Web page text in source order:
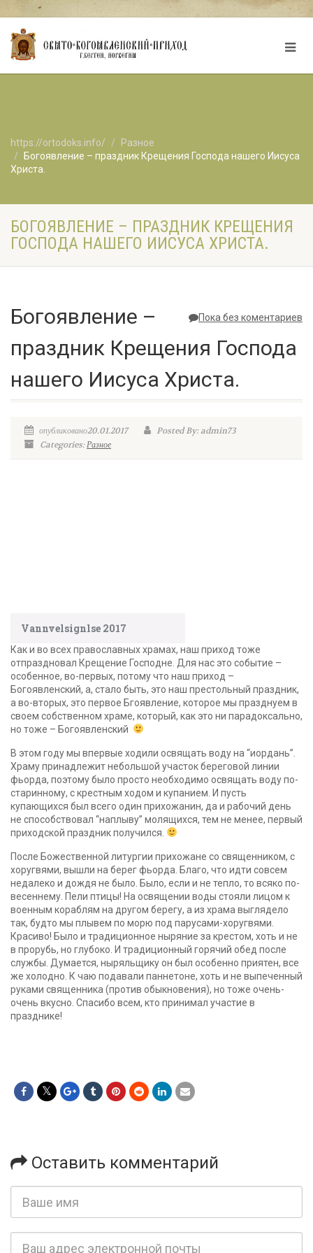
https://ortodoks.info/
Разное
Богоявление – праздник Крещения Господа нашего Иисуса
Христа.
БОГОЯВЛЕНИЕ – ПРАЗДНИК КРЕЩЕНИЯ
ГОСПОДА НАШЕГО ИИСУСА ХРИСТА.
Пока без коментариев
Богоявление –
праздник Крещения Господа
нашего Иисуса Христа.
опубликовано20.01.2017
Posted By: admin73
Categories:Разное
Vannvelsignlse 2017
Как и во всех православных храмах, наш приход тоже
отпраздновал Крещение Господне. Для нас это событие –
особенное, во-первых, потому что наш приход –
Богоявленский, а, стало быть, это наш престольный праздник,
а во-вторых, это первое Бгоявление, которое мы празднуем в
своем собственном храме, который, как это ни парадоксально,
но тоже – Богоявленский
В этом году мы впервые ходили освящать воду на “иордань”.
Храму принадлежит небольшой участок береговой линии
фьорда, поэтому было просто необходимо освящать воду по-
старинному, с крестным ходом и купанием. И пусть
купающихся был всего один прихожанин, да и рабочий день
не способствовал “наплыву” молящихся, тем не менее, первый
приходской праздник получился.
После Божественной литургии прихожане со священником, с
хоругвями, вышли на берег фьорда. Благо, что идти совсем
недалеко и дождя не было. Было, если и не тепло, то всяко по-
весеннему. Пели птицы! На освящении воды стояли лицом к
военным кораблям на другом берегу, а из храма выглядело
так, будто мы плывем по морю под парусами-хоругвями.
Красиво! Было и традиционное ныряние за крестом, хоть и не
в прорубь, но глубоко. И традиционный горячий обед после
службы. Думается, ныряльщику он был особенно приятен, все
же холодно. К чаю подавали паннетоне, хоть и не выпеченный
руками священника (против обыкновения), но тоже очень-
очень вкусно. Спасибо всем, кто принимал участие в
празднике!
Оставить комментарий